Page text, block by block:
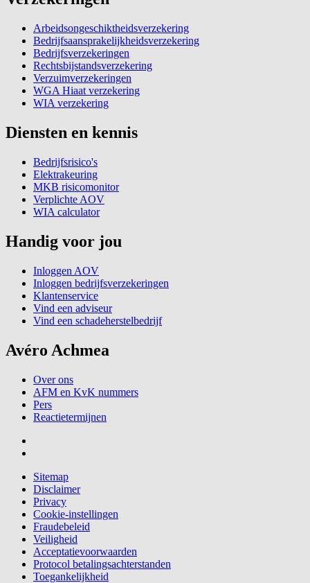
Arbeidsongeschiktheidsverzekering
Bedrijfsaansprakelijkheidsverzekering
Bedrijfsverzekeringen
Rechtsbijstandsverzekering
Verzuimverzekeringen
WGA Hiaat verzekering
WIA verzekering
Diensten en kennis
Bedrijfsrisico's
Elektrakeuring
MKB risicomonitor
Verplichte AOV
WIA calculator
Handig voor jou
Inloggen AOV
Inloggen bedrijfsverzekeringen
Klantenservice
Vind een adviseur
Vind een schadeherstelbedrijf
Avéro Achmea
Over ons
AFM en KvK nummers
Pers
Reactietermijnen
Sitemap
Disclaimer
Privacy
Cookie-instellingen
Fraudebeleid
Veiligheid
Acceptatievoorwaarden
Protocol betalingsachterstanden
Toegankelijkheid